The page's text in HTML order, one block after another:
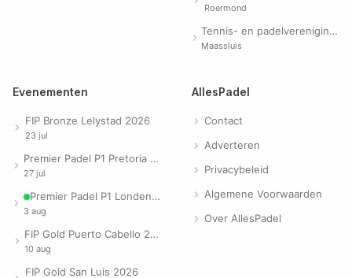
Roermond
Tennis- en padelvereniging Evergreen
Maassluis
Evenementen
FIP Bronze Lelystad 2026
23 jul
Premier Padel P1 Pretoria 2026
27 jul
Premier Padel P1 Londen 2026
3 aug
FIP Gold Puerto Cabello 2026
10 aug
FIP Gold San Luis 2026
AllesPadel
Contact
Adverteren
Privacybeleid
Algemene Voorwaarden
Over AllesPadel